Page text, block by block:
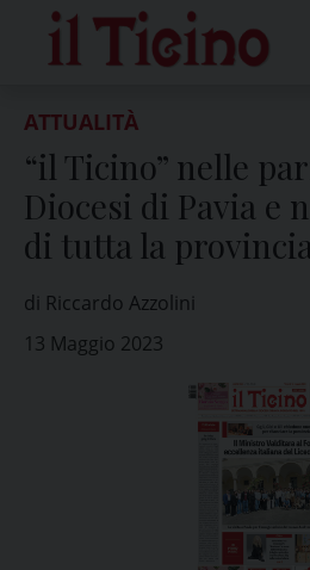
content
ATTUALITÀ
“il Ticino” nelle
Diocesi di Pavia e
di tutta la provincia
di Riccardo Azzolini
13 Maggio 2023